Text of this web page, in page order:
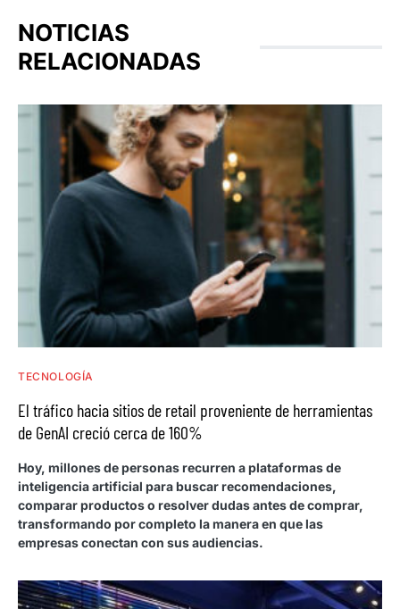
NOTICIAS
RELACIONADAS
TECNOLOGÍA
El tráfico hacia sitios de retail proveniente de herramientas
de GenAI creció cerca de 160%
Hoy, millones de personas recurren a plataformas de
inteligencia artificial para buscar recomendaciones,
comparar productos o resolver dudas antes de comprar,
transformando por completo la manera en que las
empresas conectan con sus audiencias.